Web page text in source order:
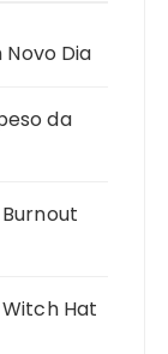
Novo Dia
da
Hat